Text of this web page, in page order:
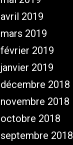
avril 2019
mars 2019
février 2019
janvier 2019
décembre 2018
novembre 2018
octobre 2018
septembre 2018